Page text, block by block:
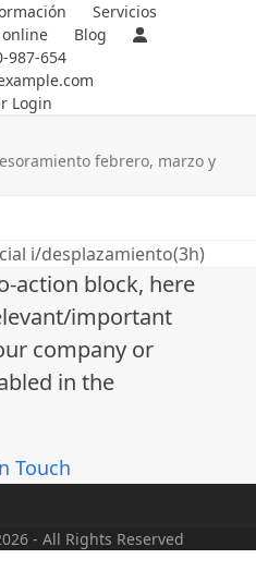
Servicios
online
Blog
987-654
Login
febrero, marzo y
i/desplazamiento(3h)
action block, here
important
company or
in the
Touch
- All Rights Reserved